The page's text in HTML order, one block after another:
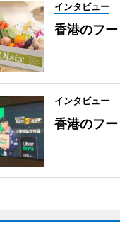
インタビュー
香港のフ
インタビュー
香港のフ